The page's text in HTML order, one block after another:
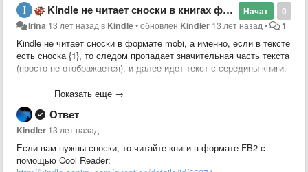
0
Начат
Kindle не читает сноски в книгах формата mobi
Irina 13 лет назадв Kindle•обновлен Kindler 13 лет назад• 1
Kindle не читает сноски в формате mobi, а именно, если в тексте
есть сноска {1}, то следом пропадает значительная часть текста
(просто не отображается), и далее идет текст с середины книги.
помощью калибри, так и напрямую скачивала с флибусты, итог
тот же. Посоветуйте, пожалуйста, что можно сделать?
Показать еще →
Ответ
Kindler 13 лет назад
Если вам нужны сноски, то читайте книги в формате FB2 с
помощью Cool Reader: